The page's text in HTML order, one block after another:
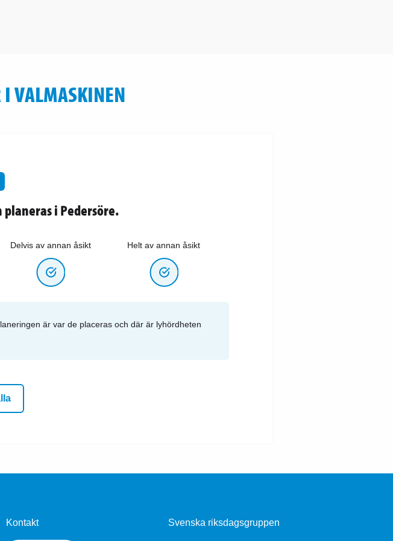
I VALMASKINEN
i Pedersöre.
Delvis av annan åsikt Helt av annan åsikt
är var de placeras och där är lyhördheten
Kontakt Svenska riksdagsgruppen